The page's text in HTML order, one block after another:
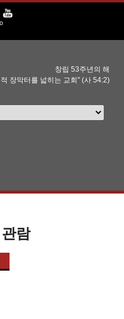
창립 53주년의 해
장막터를 넓히는 교회" (사 54:2)
람